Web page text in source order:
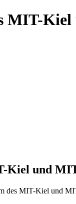
MIT-
Kiel und
des MIT-Kiel und